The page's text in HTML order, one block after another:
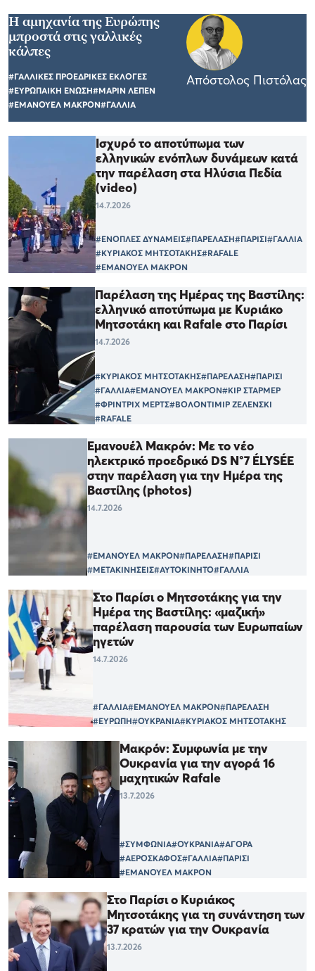
Η αμηχανία της Ευρώπης
μπροστά στις γαλλικές
κάλπες
#ΓΑΛΛΙΚΕΣ ΠΡΟΕΔΡΙΚΕΣ ΕΚΛΟΓΕΣ
#ΕΥΡΩΠΑΙΚΗ ΕΝΩΣΗ#ΜΑΡΙΝ ΛΕΠΕΝ
#ΕΜΑΝΟΥΕΛ ΜΑΚΡΟΝ#ΓΑΛΛΙΑ
Απόστολος Πιστόλας
Ισχυρό το αποτύπωμα των
ελληνικών ενόπλων δυνάμεων κατά
την παρέλαση στα Ηλύσια Πεδία
(video)
14.7.2026
#ΕΝΟΠΛΕΣ ΔΥΝΑΜΕΙΣ#ΠΑΡΕΛΑΣΗ#ΠΑΡΙΣΙ#ΓΑΛΛΙΑ
#ΚΥΡΙΑΚΟΣ ΜΗΤΣΟΤΑΚΗΣ#RAFALE
#ΕΜΑΝΟΥΕΛ ΜΑΚΡΟΝ
Παρέλαση της Ημέρας της Βαστίλης:
ελληνικό αποτύπωμα με Κυριάκο
Μητσοτάκη και Rafale στο Παρίσι
14.7.2026
#ΚΥΡΙΑΚΟΣ ΜΗΤΣΟΤΑΚΗΣ#ΠΑΡΕΛΑΣΗ#ΠΑΡΙΣΙ
#ΓΑΛΛΙΑ#ΕΜΑΝΟΥΕΛ ΜΑΚΡΟΝ#ΚΙΡ ΣΤΑΡΜΕΡ
#ΦΡΙΝΤΡΙΧ ΜΕΡΤΣ#ΒΟΛΟΝΤΙΜΙΡ ΖΕΛΕΝΣΚΙ
#RAFALE
Εμανουέλ Μακρόν: Με το νέο
ηλεκτρικό προεδρικό DS N°7 ÉLYSÉE
στην παρέλαση για την Ημέρα της
Βαστίλης (photos)
14.7.2026
#ΕΜΑΝΟΥΕΛ ΜΑΚΡΟΝ#ΠΑΡΕΛΑΣΗ#ΠΑΡΙΣΙ
#ΜΕΤΑΚΙΝΗΣΕΙΣ#ΑΥΤΟΚΙΝΗΤΟ#ΓΑΛΛΙΑ
Στο Παρίσι ο Μητσοτάκης για την
Ημέρα της Βαστίλης: «μαζική»
παρέλαση παρουσία των Ευρωπαίων
ηγετών
14.7.2026
#ΓΑΛΛΙΑ#ΕΜΑΝΟΥΕΛ ΜΑΚΡΟΝ#ΠΑΡΕΛΑΣΗ
#ΕΥΡΩΠΗ#ΟΥΚΡΑΝΙΑ#ΚΥΡΙΑΚΟΣ ΜΗΤΣΟΤΑΚΗΣ
Μακρόν: Συμφωνία με την
Ουκρανία για την αγορά 16
μαχητικών Rafale
13.7.2026
#ΣΥΜΦΩΝΙΑ#ΟΥΚΡΑΝΙΑ#ΑΓΟΡΑ
#ΑΕΡΟΣΚΑΦΟΣ#ΓΑΛΛΙΑ#ΠΑΡΙΣΙ
#ΕΜΑΝΟΥΕΛ ΜΑΚΡΟΝ
Στο Παρίσι ο Κυριάκος
Μητσοτάκης για τη συνάντηση των
37 κρατών για την Ουκρανία
13.7.2026